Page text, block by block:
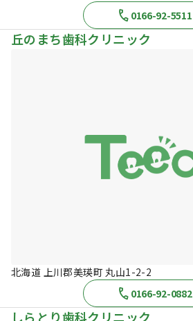
0166-92-5511
丘のまち歯科クリニック
北海道 上川郡美瑛町 丸山1-2-2
0166-92-0882
しらとり歯科クリニック